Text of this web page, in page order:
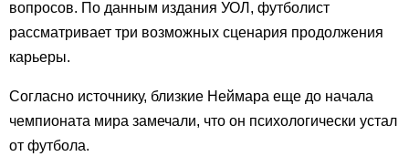
вопросов. По данным издания УОЛ, футболист
рассматривает три возможных сценария продолжения
карьеры.
Согласно источнику, близкие Неймара еще до начала
чемпионата мира замечали, что он психологически устал
от футбола.